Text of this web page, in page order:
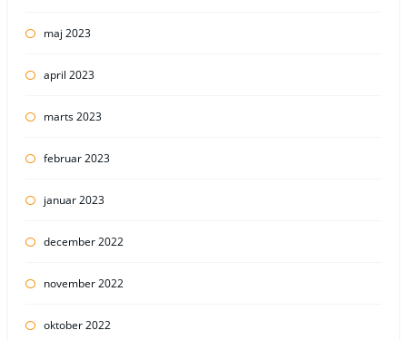
maj 2023
april 2023
marts 2023
februar 2023
januar 2023
december 2022
november 2022
oktober 2022